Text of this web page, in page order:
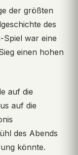
der größten
des
Spiel war eine
einen hohen
auf die
auf die
des Abends
könnte.